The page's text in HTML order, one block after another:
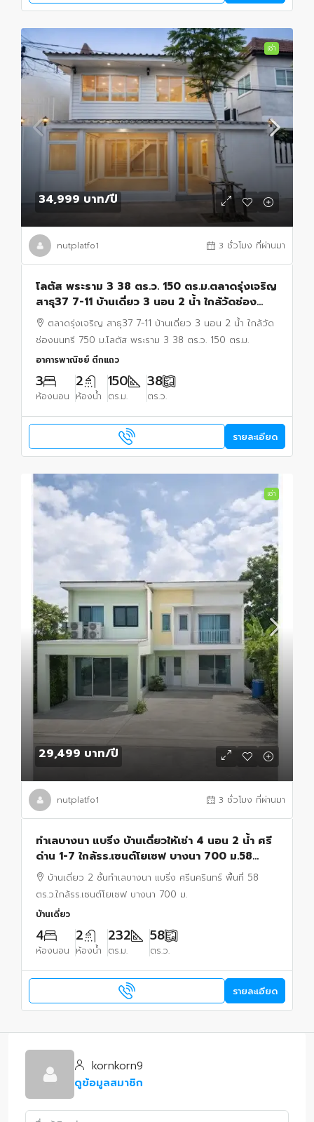
เช่า
34,999 บาท/ปี
nutplatfo1 3 ชั่วโมง ที่ผ่านมา
โลตัส พระราม 3 38 ตร.ว. 150 ตร.ม.ตลาดรุ่งเจริญ
สาธุ37 7-11 บ้านเดี่ยว 3 นอน 2 น้ำ ใกล้วัดช่อง
นนทรี 750 ม.
ตลาดรุ่งเจริญ สาธุ37 7-11 บ้านเดี่ยว 3 นอน 2 น้ำ ใกล้วัด
ช่องนนทรี 750 ม.โลตัส พระราม 3 38 ตร.ว. 150 ตร.ม.
อาคารพาณิชย์ ตึกแถว
3
ห้องนอน
2
ห้องน้ำ
150
ตร.ม.
38
ตร.ว.
รายละเอียด
เช่า
29,499 บาท/ปี
nutplatfo1 3 ชั่วโมง ที่ผ่านมา
ทำเลบางนา แบริ่ง บ้านเดี่ยวให้เช่า 4 นอน 2 น้ำ ศรี
ด่าน 1-7 ใกล้รร.เซนต์โยเซฟ บางนา 700 ม.58
ตร.ว.232 ตร.ม.หลังใหญ่ พร้อมสวนส่วนตัว
บ้านเดี่ยว 2 ชั้นทำเลบางนา แบริ่ง ศรีนครินทร์ พื้นที่ 58
ตร.ว.ใกล้รร.เซนต์โยเซฟ บางนา 700 ม.
บ้านเดี่ยว
4
ห้องนอน
2
ห้องน้ำ
232
ตร.ม.
58
ตร.ว.
รายละเอียด
kornkorn9
ดูข้อมูลสมาชิก